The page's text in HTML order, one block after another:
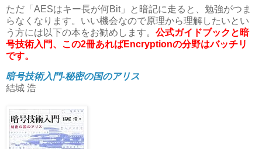
ただ「AESはキー長が何Bit」と暗記に走ると、勉強がつま
らなくなります。いい機会なので原理から理解したいとい
う方には以下の本をお勧めします。 公式ガイドブックと暗
号技術入門、この2冊あればEncryptionの分野はバッチリ
です。
暗号技術入門-秘密の国のアリス
結城 浩